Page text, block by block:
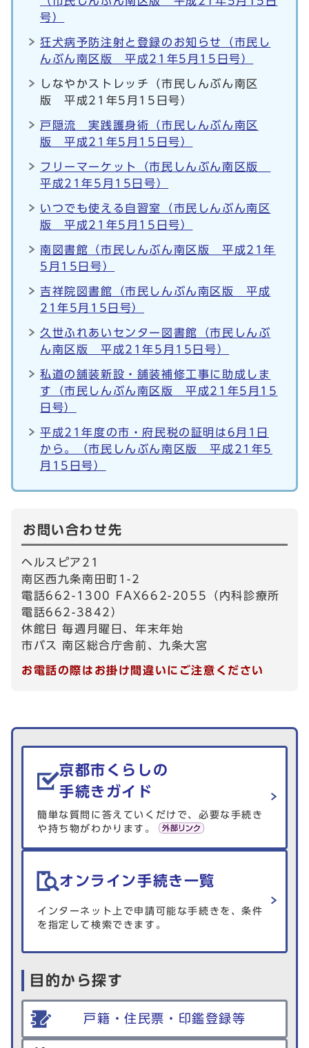
号）
狂犬病予防注射と登録のお知らせ（市民し
んぶん南区版 平成21年5月15日号）
しなやかストレッチ（市民しんぶん南区
版 平成21年5月15日号）
戸隠流 実践護身術（市民しんぶん南区
版 平成21年5月15日号）
フリーマーケット（市民しんぶん南区版
平成21年5月15日号）
いつでも使える自習室（市民しんぶん南区
版 平成21年5月15日号）
南図書館（市民しんぶん南区版 平成21年
5月15日号）
吉祥院図書館（市民しんぶん南区版 平成
21年5月15日号）
久世ふれあいセンター図書館（市民しんぶ
ん南区版 平成21年5月15日号）
私道の舗装新設・舗装補修工事に助成しま
す（市民しんぶん南区版 平成21年5月15
日号）
平成21年度の市・府民税の証明は6月1日
から。（市民しんぶん南区版 平成21年5
月15日号）
お問い合わせ先
ヘルスピア21
南区西九条南田町1-2
電話662-1300 FAX662-2055（内科診療所
電話662-3842）
休館日 毎週月曜日、年末年始
市バス 南区総合庁舎前、九条大宮
お電話の際はお掛け間違いにご注意ください
生活情報を探す
京都市くらしの
手続きガイド
簡単な質問に答えていくだけで、必要な手続き
や持ち物がわかります。
オンライン手続き一覧
インターネット上で申請可能な手続きを、条件
を指定して検索できます。
目的から探す
戸籍・住民票・印鑑登録等